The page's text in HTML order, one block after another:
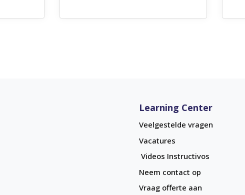
Learning Center
Veelgestelde vragen
Vacatures
Videos Instructivos
Neem contact op
Vraag offerte aan